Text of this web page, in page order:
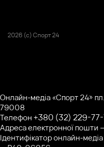
2026 (с) Спорт 24
Онлайн-медіа «Спорт 24»
79008
Телефон +380 (32) 229-
Адреса електронної пошти
Ідентифікатор онлайн-медіа